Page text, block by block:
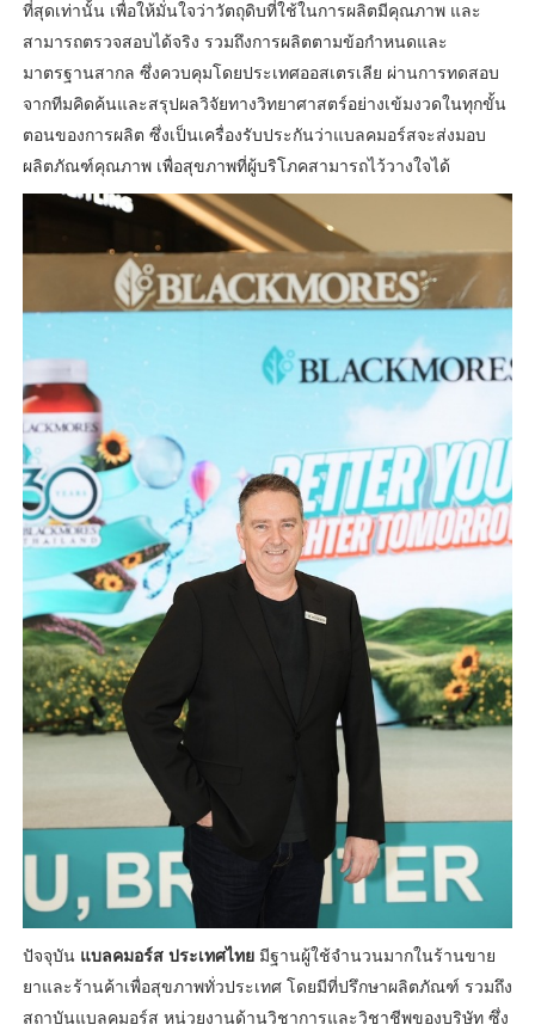
ที่สุดเท่านั้น เพื่อให้มั่นใจว่าวัตถุดิบที่ใช้ในการผลิตมีคุณภาพ และ
สามารถตรวจสอบได้จริง รวมถึงการผลิตตามข้อกำหนดและ
มาตรฐานสากล ซึ่งควบคุมโดยประเทศออสเตรเลีย ผ่านการทดสอบ
จากทีมคิดค้นและสรุปผลวิจัยทางวิทยาศาสตร์อย่างเข้มงวดในทุกขั้น
ตอนของการผลิต ซึ่งเป็นเครื่องรับประกันว่าแบลคมอร์สจะส่งมอบ
ผลิตภัณฑ์คุณภาพ เพื่อสุขภาพที่ผู้บริโภคสามารถไว้วางใจได้
ปัจจุบัน แบลคมอร์ส ประเทศไทยมีฐานผู้ใช้จำนวนมากในร้านขาย
ยาและร้านค้าเพื่อสุขภาพทั่วประเทศ โดยมีที่ปรึกษาผลิตภัณฑ์ รวมถึง
สถาบันแบลคมอร์ส หน่วยงานด้านวิชาการและวิชาชีพของบริษัท ซึ่ง